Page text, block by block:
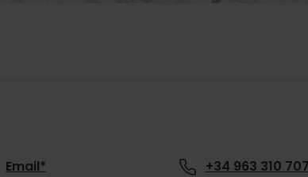
Email* +34 963 310 707